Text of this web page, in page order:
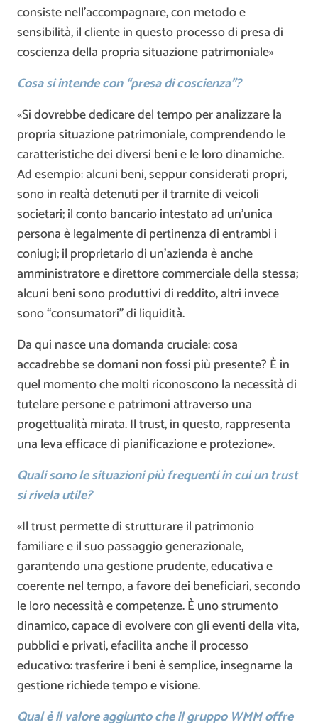
consiste nell’accompagnare, con metodo e
sensibilità, il cliente in questo processo di presa di
coscienza della propria situazione patrimoniale»
Cosa si intende con “presa di coscienza”?
«Si dovrebbe dedicare del tempo per analizzare la
propria situazione patrimoniale, comprendendo le
caratteristiche dei diversi beni e le loro dinamiche.
Ad esempio: alcuni beni, seppur considerati propri,
sono in realtà detenuti per il tramite di veicoli
societari; il conto bancario intestato ad un’unica
persona è legalmente di pertinenza di entrambi i
coniugi; il proprietario di un’azienda è anche
amministratore e direttore commerciale della stessa;
alcuni beni sono produttivi di reddito, altri invece
sono “consumatori” di liquidità.
Da qui nasce una domanda cruciale: cosa
accadrebbe se domani non fossi più presente? È in
quel momento che molti riconoscono la necessità di
tutelare persone e patrimoni attraverso una
progettualità mirata. Il trust, in questo, rappresenta
una leva efficace di pianificazione e protezione».
Quali sono le situazioni più frequenti in cui un trust
si rivela utile?
«Il trust permette di strutturare il patrimonio
familiare e il suo passaggio generazionale,
garantendo una gestione prudente, educativa e
coerente nel tempo, a favore dei beneficiari, secondo
le loro necessità e competenze. È uno strumento
dinamico, capace di evolvere con gli eventi della vita,
pubblici e privati, efacilita anche il processo
educativo: trasferire i beni è semplice, insegnarne la
gestione richiede tempo e visione.
Qual è il valore aggiunto che il gruppo WMM offre